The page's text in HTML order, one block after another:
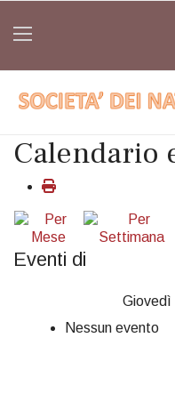
Calendario
Eventi di
Giovedì
Nessun evento